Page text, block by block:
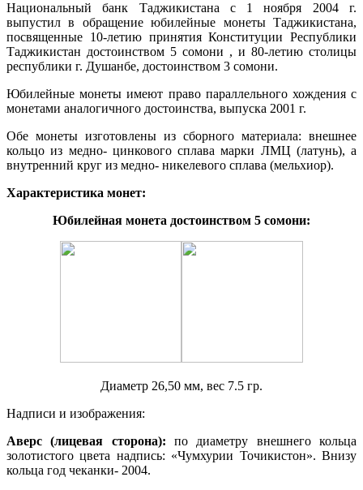
Национальный банк Таджикистана с 1 ноября 2004 г.
выпустил в обращение юбилейные монеты Таджикистана,
посвященные 10-летию принятия Конституции Республики
Таджикистан достоинством 5 сомони , и 80-летию столицы
республики г. Душанбе, достоинством 3 сомони.
Юбилейные монеты имеют право параллельного хождения с
монетами аналогичного достоинства, выпуска 2001 г.
Обе монеты изготовлены из сборного материала: внешнее
кольцо из медно- цинкового сплава марки ЛМЦ (латунь), а
внутренний круг из медно- никелевого сплава (мельхиор).
Характеристика монет:
Юбилейная монета достоинством 5 сомони:
Диаметр 26,50 мм, вес 7.5 гр.
Надписи и изображения:
Аверс (лицевая сторона): по диаметру внешнего кольца
золотистого цвета надпись: «Чумхурии Точикистон». Внизу
кольца год чеканки- 2004.